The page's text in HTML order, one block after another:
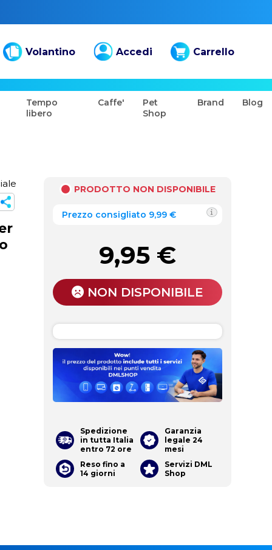
Volantino Accedi Carrello
Tempo
libero
Caffe'
Pet
Shop
Brand Blog
PRODOTTO NON DISPONIBILE
Prezzo consigliato 9,99 €
9,95 €
NON DISPONIBILE
Spedizione
in tutta Italia
entro 72 ore
Garanzia
legale 24
mesi
Reso fino a
14 giorni
Servizi DML
Shop